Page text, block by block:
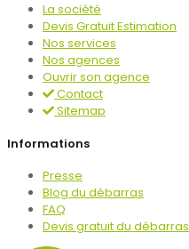
La société
Devis Gratuit Estimation
Nos services
Nos agences
Ouvrir son agence
Contact
Sitemap
Informations
Presse
Blog du débarras
FAQ
Devis gratuit du débarras